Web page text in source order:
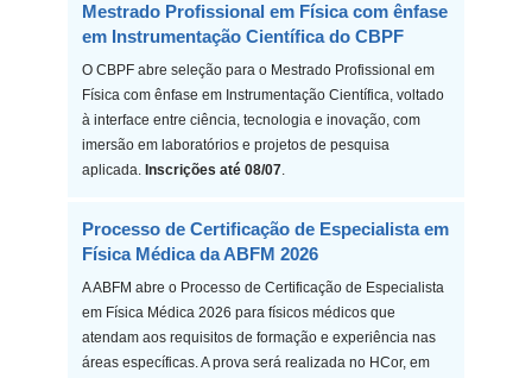
Mestrado Profissional em Física com ênfase
em Instrumentação Científica do CBPF
O CBPF abre seleção para o Mestrado Profissional em
Física com ênfase em Instrumentação Científica, voltado
à interface entre ciência, tecnologia e inovação, com
imersão em laboratórios e projetos de pesquisa
aplicada. Inscrições até 08/07.
Processo de Certificação de Especialista em
Física Médica da ABFM 2026
A ABFM abre o Processo de Certificação de Especialista
em Física Médica 2026 para físicos médicos que
atendam aos requisitos de formação e experiência nas
áreas específicas. A prova será realizada no HCor, em